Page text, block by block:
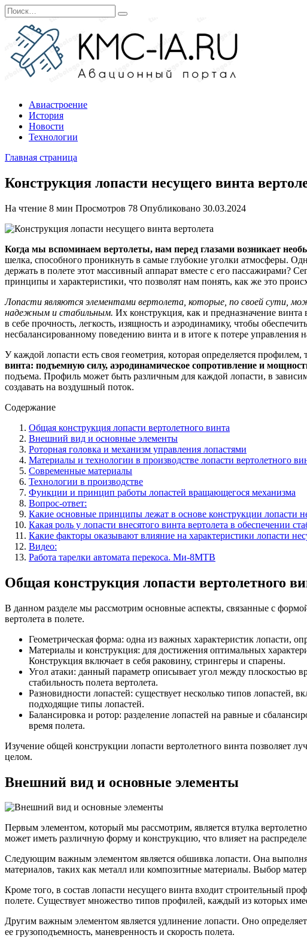
Перейти
к
содержанию
Search
for:
Авиастроение
История
Новости
Технологии
Главная страница
Конструкция лопасти несущего винта
На чтение 8 мин Просмотров 78 Опубликовано 30.03.2024
Когда мы вспоминаем вертолеты, нам перед глазами возникает
шелка, способного проникнуть в самые глубокие уголки атмосферы.
держать в полете этот массивный аппарат вместе с его пассажирами?
принципы и характеристики, что позволят нам понять, как же это
Лопасти являются элементами вертолета, которые, по своей сути,
надежным и стабильным. Их конструкция, как и предназначение
в себе прочность, легкость, изящность и аэродинамику, чтобы
несбалансированному поведению винта и в итоге к потере управления
У каждой лопасти есть своя геометрия, которая определяется
винта: подъемную силу, аэродинамическое сопротивление и
подъема. Профиль может быть различным для каждой лопасти, в
создавать на воздушный поток.
Содержание
Общая конструкция лопасти вертолетного винта
Внешний вид и основные элементы
Роторная головка и механизм управления лопастями
Материалы и технологии в производстве лопасти вертолетного
Современные материалы
Технологии в производстве
Функции и принцип работы лопастей вращающегося механизма
Вопрос-ответ:
Какие основные принципы лежат в основе конструкции лопасти
Какая роль у лопасти внесятого винта вертолета в обеспечении
Какие факторы оказывают влияние на характеристики лопасти
Видео:
Работа тарелки автомата перекоса. Ми-8МТВ
Общая конструкция лопасти вертолетного
В данном разделе мы рассмотрим основные аспекты, связанные с
вертолета в полете.
Геометрическая форма: одна из важных характеристик лопасти,
Материалы и конструкция: для достижения оптимальных
Конструкция включает в себя раковину, стрингеры и спарены.
Угол атаки: данный параметр описывает угол между
стабильность полета вертолета.
Разновидности лопастей: существует несколько типов лопастей,
подходящие типы лопастей.
Балансировка и ротор: разделение лопастей на равные и
время полета.
Изучение общей конструкции лопасти вертолетного винта позволяет
целом.
Внешний вид и основные элементы
Первым элементом, который мы рассмотрим, является втулка
может иметь различную форму и конструкцию, что влияет на
Следующим важным элементом является обшивка лопасти. Она
материалов, таких как металл или композитные материалы. Выбор
Кроме того, в состав лопасти несущего винта входит строительный
полете. Существует множество типов профилей, каждый из которых
Другим важным элементом является удлинение лопасти. Оно
ее грузоподъемность, маневренность и скорость полета.